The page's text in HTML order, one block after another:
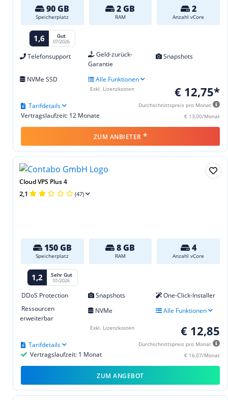
90 GB
Speicherplatz
2 GB
RAM
2
Anzahl vCore
1,6 Gut
07/2026
Telefonsupport
Geld-zurück-
Garantie
Snapshots
NVMe SSD Alle Funktionen
€ 12,75*
Durchschnittspreis pro Monat
€ 13,00/Monat
Vertragslaufzeit: 12 Monate
Tarifdetails
Exkl. Lizenzkosten
ZUM ANBIETER *
Cloud VPS Plus 4
2,1 (47)
150 GB
Speicherplatz
8 GB
RAM
4
Anzahl vCore
1,2 Sehr Gut
01/2026
DDoS Protection Snapshots
One-Click-Installer
Ressourcen
erweiterbar
NVMe Alle Funktionen
€ 12,85
Durchschnittspreis pro Monat
€ 16,07/Monat
Vertragslaufzeit: 1 Monat
Tarifdetails
Exkl. Lizenzkosten
ZUM ANGEBOT